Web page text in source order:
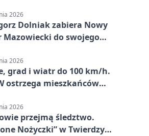
2026
Dolniak zabiera Nowy
Mazowiecki do swojego
2026
grad i wiatr do 100 km/h.
ostrzega mieszkańców
2026
przejmą śledztwo.
Nożyczki” w Twierdzy